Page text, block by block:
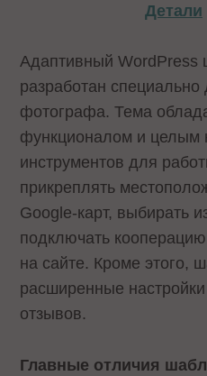
Детали
Адаптивный WordPress
разработан
фотографа. Тема
функционалом и целым
инструментов для
прикреплять
Google-карт, выбирать
подключать
на сайте. Кроме этого,
расширенные
отзывов.
Главные отличия